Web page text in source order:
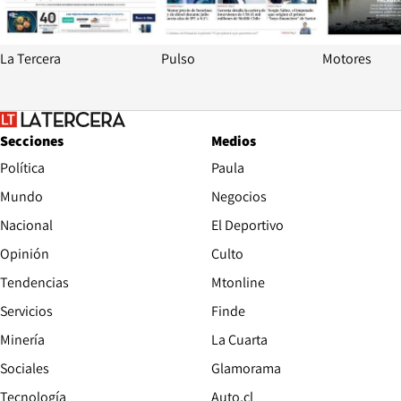
La Tercera Pulso Motores
Secciones
Política
Mundo
Nacional
Opinión
Tendencias
Servicios
Minería
Sociales
Tecnología
Medios
Paula
Negocios
El Deportivo
Culto
Mtonline
Finde
La Cuarta
Glamorama
Auto.cl